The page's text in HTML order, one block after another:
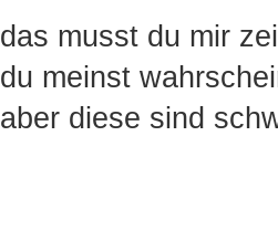
das musst du mir
du meinst
aber diese sind